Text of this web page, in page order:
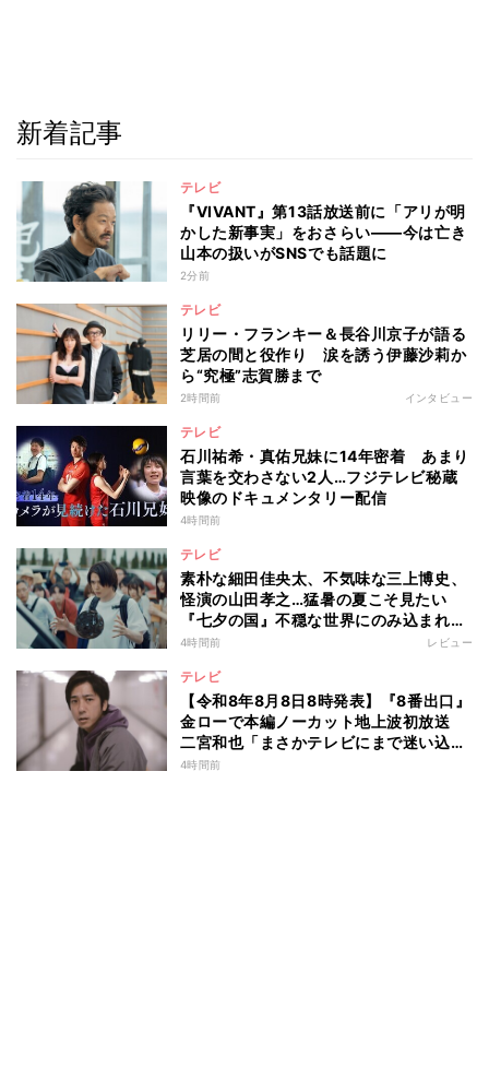
新着記事
テレビ
『VIVANT』第13話放送前に「アリが明
かした新事実」をおさらい――今は亡き
山本の扱いがSNSでも話題に
2分前
テレビ
リリー・フランキー＆長谷川京子が語る
芝居の間と役作り 涙を誘う伊藤沙莉か
ら“究極”志賀勝まで
2時間前 インタビュー
テレビ
石川祐希・真佑兄妹に14年密着 あまり
言葉を交わさない2人…フジテレビ秘蔵
映像のドキュメンタリー配信
4時間前
テレビ
素朴な細田佳央太、不気味な三上博史、
怪演の山田孝之…猛暑の夏こそ見たい
『七夕の国』不穏な世界にのみ込まれる
超常ミステリー
4時間前 レビュー
テレビ
【令和8年8月8日8時発表】『8番出口』
金ローで本編ノーカット地上波初放送
二宮和也「まさかテレビにまで迷い込ん
でしまうとは」
4時間前